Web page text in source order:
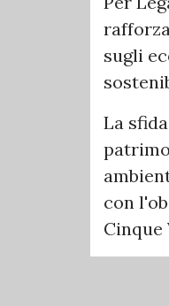
sugli
La
con
Cinque